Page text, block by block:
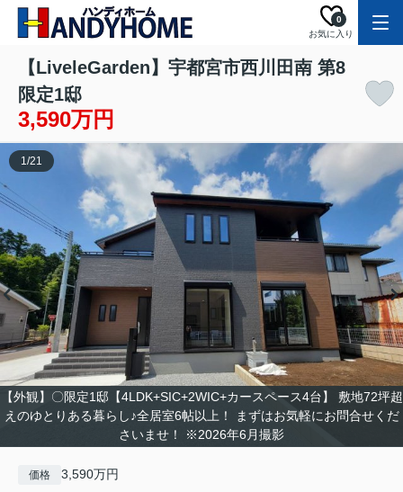
お気に入り
0
【LiveleGarden】宇都宮市西川田南 第8
限定1邸
3,590万円
【外観】〇限定1邸【4LDK+SIC+2WIC+カースペース4台】 敷地72坪超
えのゆとりある暮らし♪全居室6帖以上！ まずはお気軽にお問合せくだ
さいませ！ ※2026年6月撮影
1/21
価格 3,590万円